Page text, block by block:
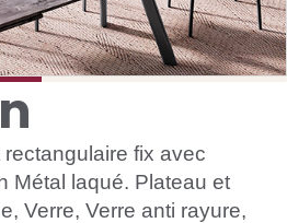
fix avec
Métal laqué. Plateau et
Verre, Verre anti rayure,